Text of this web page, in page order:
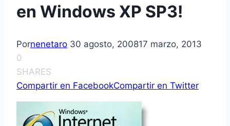
en Windows XP SP3!
Pornenetaro 30 agosto, 200817 marzo, 2013
0
SHARES
Compartir en FacebookCompartir en Twitter